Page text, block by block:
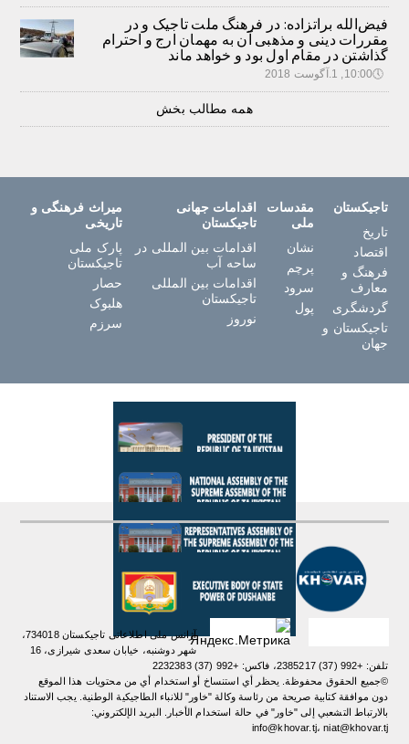
فیض‌الله براتزاده: در فرهنگ ملت تاجیک و در
مقررات دینی و مذهبی آن به مهمان ارج و احترام
گذاشتن در مقام اول بود و خواهد ماند
🕔10:00, 1.آگوست 2018
همه مطالب بخش
تاجیکستان
تاریخ
اقتصاد
فرهنگ و
معارف
گردشگری
تاجیکستان و
جهان
مقدسات
ملی
نشان
پرچم
سرود
پول
اقدامات جهانی
تاجیکستان
اقدامات بین المللی در
ساحه آب
اقدامات بین المللی
تاجیکستان
نوروز
میراث فرهنگی و
تاریخی
پارک ملی
تاجیکستان
حصار
هلبوک
سرزم
آژانس ملی اطلاعاتی تاجیکستان 734018،
شهر دوشنبه، خیابان سعدی شیرازی، 16
تلفن: +992 (37) 2385217، فاکس: +992 (37) 2232383
©جميع الحقوق محفوظة. يحظر أي استنساخ أو استخدام أي من محتويات هذا الموقع
دون موافقة كتابية صريحة من رئاسة وكالة "خاور" للانباء الطاجيكية الوطنية. یجب الاستناد
بالارتباط التشعبي إلى "خاور" في حالة استخدام الأخبار. البريد الإلكتروني:
info@khovar.tj، niat@khovar.tj